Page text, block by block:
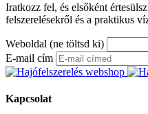
Iratkozz fel, és elsőként
felszerelésekről és a praktikus
Weboldal (ne töltsd ki)
E-mail cím
Kapcsolat